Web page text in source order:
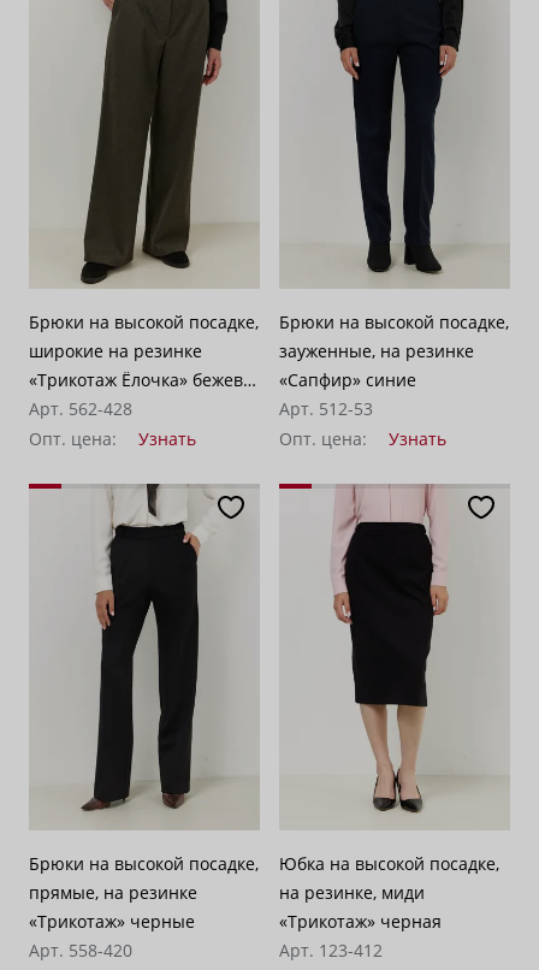
Брюки на высокой посадке,
широкие на резинке
«Трикотаж Ёлочка» бежево-
серые
Арт. 562-428
Опт. цена:
Узнать
Брюки на высокой посадке,
зауженные, на резинке
«Сапфир» синие
Арт. 512-53
Опт. цена:
Узнать
Брюки на высокой посадке,
прямые, на резинке
«Трикотаж» черные
Арт. 558-420
Юбка на высокой посадке,
на резинке, миди
«Трикотаж» черная
Арт. 123-412